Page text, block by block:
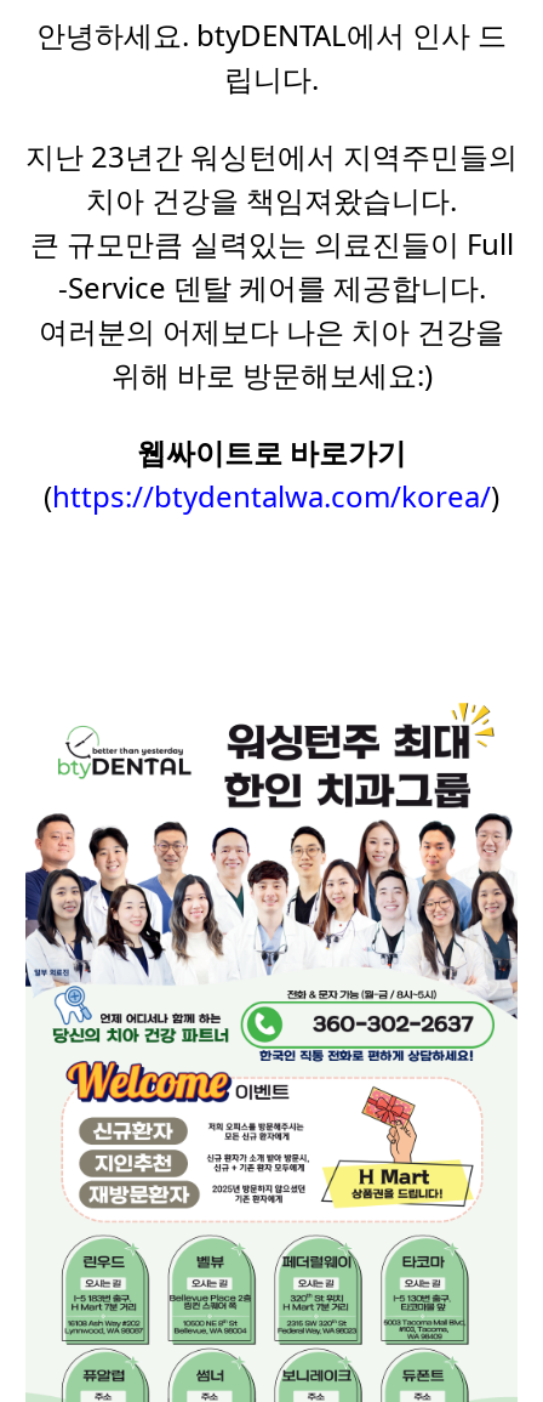
안녕하세요. btyDENTAL에서 인사 드
립니다.
지난 23년간 워싱턴에서 지역주민들의
치아 건강을 책임져왔습니다.
큰 규모만큼 실력있는 의료진들이 Full
-Service 덴탈 케어를 제공합니다.
여러분의 어제보다 나은 치아 건강을
위해 바로 방문해보세요:)
웹싸이트로 바로가기
(https://btydentalwa.com/korea/)